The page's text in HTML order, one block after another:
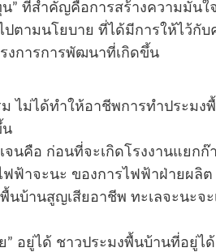
” ที่สำคัญคือการสร้างความมั่น
ปตามนโยบาย ที่ได้มีการให้ไว้กั
งการการพัฒนาที่เกิดขึ้น
ไม่ได้ทำให้อาชีพการทำประม
น
นคือ ก่อนที่จะเกิดโรงงานแยกก๊
ฟฟ้าจะนะ ของการไฟฟ้าฝ่ายผลิ
นบ้านสูญเสียอาชีพ ทะเลจะนะจ
” อยู่ได้ ชาวประมงพื้นบ้านที่อยู่ไ